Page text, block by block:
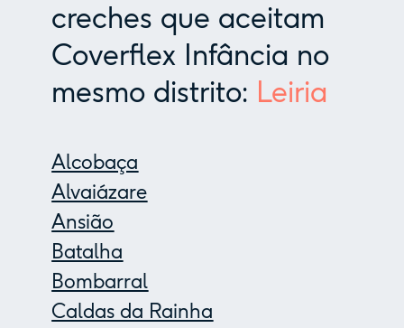
creches que aceitam
Coverflex Infância no
mesmo distrito: Leiria
Alcobaça
Alvaiázare
Ansião
Batalha
Bombarral
Caldas da Rainha